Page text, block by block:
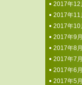
2017年12
2017年11
2017年10
2017年9月
2017年8月
2017年7月
2017年6月
2017年5月